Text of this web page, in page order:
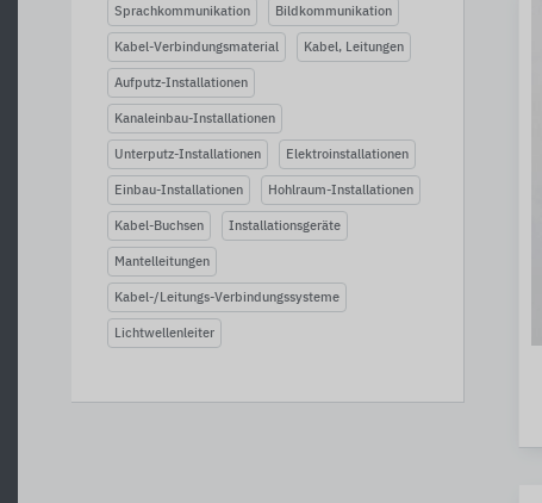
Sprachkommunikation Bildkommunikation
Kabel-Verbindungsmaterial Kabel, Leitungen
Aufputz-Installationen
Kanaleinbau-Installationen
Unterputz-Installationen Elektroinstallationen
Einbau-Installationen Hohlraum-Installationen
Kabel-Buchsen Installationsgeräte
Mantelleitungen
Kabel-/Leitungs-Verbindungssysteme
Lichtwellenleiter